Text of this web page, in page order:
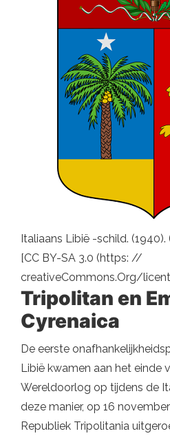
Italiaans Libië -schild.
[CC BY-SA 3.0 (https: //
creativeCommons.Org/
Tripolitan en
Cyrenaica
De eerste
Libië kwamen aan het einde
Wereldoorlog op tijdens de
deze manier, op 16
Republiek Tripolitania